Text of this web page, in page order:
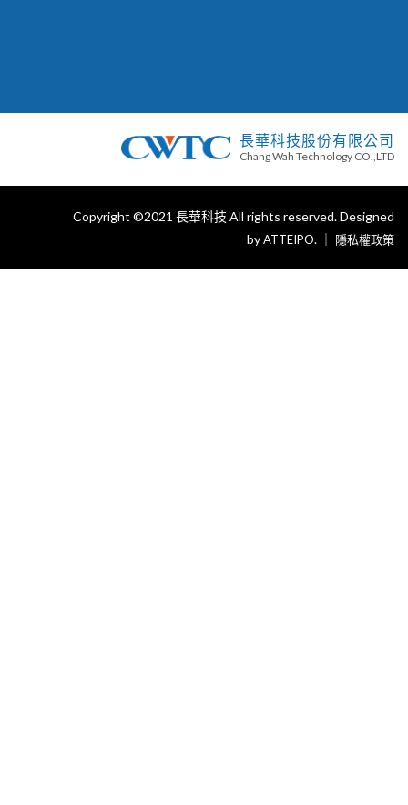
長華科技股份有限公司
Chang Wah Technology CO.,LTD
Copyright ©2021 長華科技 All rights reserved. Designed
byATTEIPO. ｜ 隱私權政策